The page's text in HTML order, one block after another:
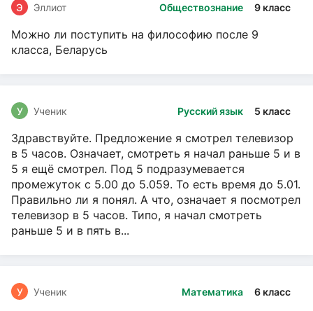
Обществознание 9 класс
Э Эллиот
Можно ли поступить на философию после 9
класса, Беларусь
Русский язык 5 класс
У Ученик
Здравствуйте. Предложение я смотрел телевизор
в 5 часов. Означает, смотреть я начал раньше 5 и в
5 я ещё смотрел. Под 5 подразумевается
промежуток с 5.00 до 5.059. То есть время до 5.01.
Правильно ли я понял. А что, означает я посмотрел
телевизор в 5 часов. Типо, я начал смотреть
раньше 5 и в пять в...
Математика 6 класс
У Ученик